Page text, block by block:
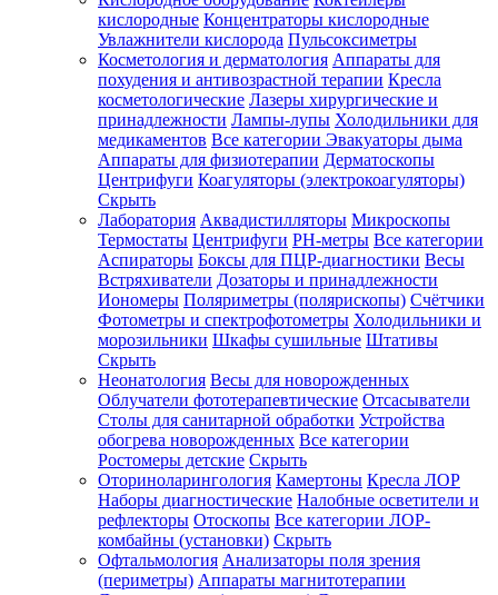
Зарегистрироваться
Зачем
регистрироваться?
Все
покупки
одном
месте
Личный
менеджер
Отслеживание
статуса
заказа
кислородные Концентраторы кислородные
Увлажнители кислорода Пульсоксиметры
Косметология и дерматология Аппараты для
похудения и антивозрастной терапии Кресла
косметологические Лазеры хирургические и
принадлежности Лампы-лупы Холодильники для
медикаментов Все категории Эвакуаторы дыма
Аппараты для физиотерапии Дерматоскопы
Центрифуги Коагуляторы (электрокоагуляторы)
Скрыть
Лаборатория Аквадистилляторы Микроскопы
Термостаты Центрифуги PH-метры Все категории
Аспираторы Боксы для ПЦР-диагностики Весы
Встряхиватели Дозаторы и принадлежности
Иономеры Поляриметры (полярископы) Счётчики
Фотометры и спектрофотометры Холодильники и
морозильники Шкафы сушильные Штативы
Скрыть
Неонатология Весы для новорожденных
Облучатели фототерапевтические Отсасыватели
Столы для санитарной обработки Устройства
обогрева новорожденных Все категории
Ростомеры детские Скрыть
Оториноларингология Камертоны Кресла ЛОР
Наборы диагностические Налобные осветители и
рефлекторы Отоскопы Все категории ЛОР-
комбайны (установки) Скрыть
Офтальмология Анализаторы поля зрения
(периметры) Аппараты магнитотерапии